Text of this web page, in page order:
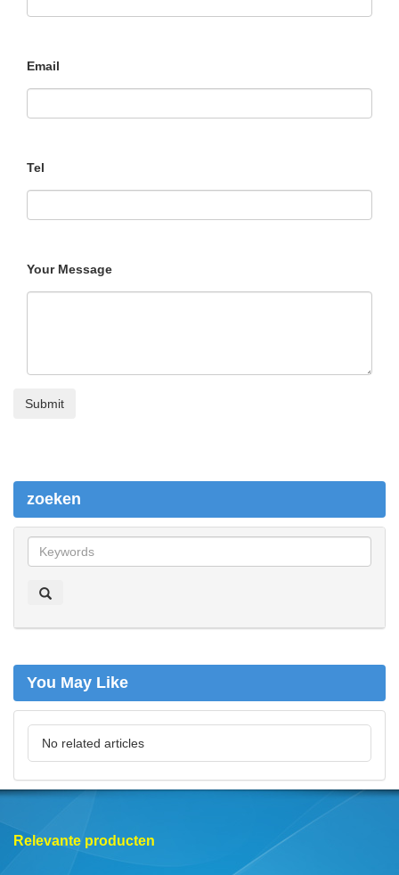
Email
Tel
Your Message
zoeken
o
n
You May Like
No related articles
Relevante producten